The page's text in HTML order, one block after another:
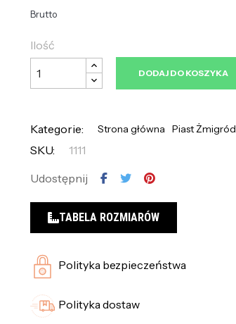
Brutto
Ilość
DODAJ DO KOSZYKA
Kategorie: Strona główna Piast Żmigród
SKU:
1111
Udostępnij
TABELA ROZMIARÓW
Polityka bezpieczeństwa
Polityka dostaw